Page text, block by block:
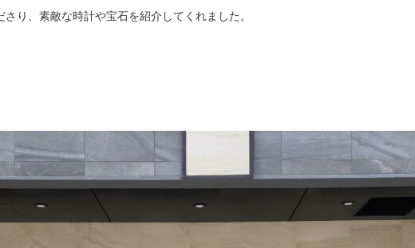
り、素敵な時計や宝石を紹介してくれました。